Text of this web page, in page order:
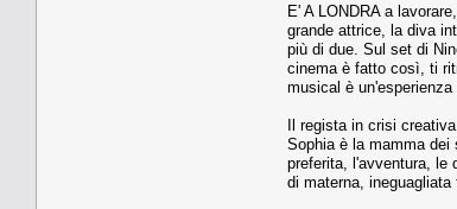
E' A LONDRA a
grande attrice, la diva
più di due. Sul set di
cinema è fatto così, ti
musical è
Il regista in crisi
Sophia è la mamma
preferita, l'avventura, le
di materna, ineguagliata